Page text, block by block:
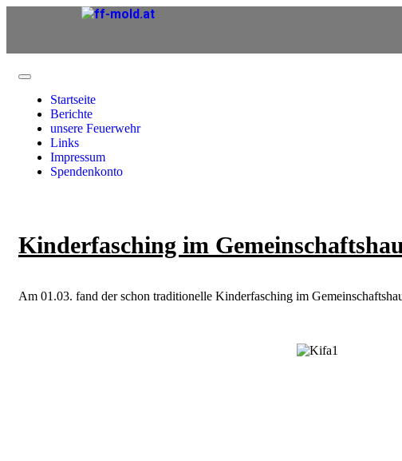
Startseite
Berichte
unsere Feuerwehr
Links
Impressum
Spendenkonto
Kinderfasching im
Am 01.03. fand der schon traditionelle Kinderfasching im